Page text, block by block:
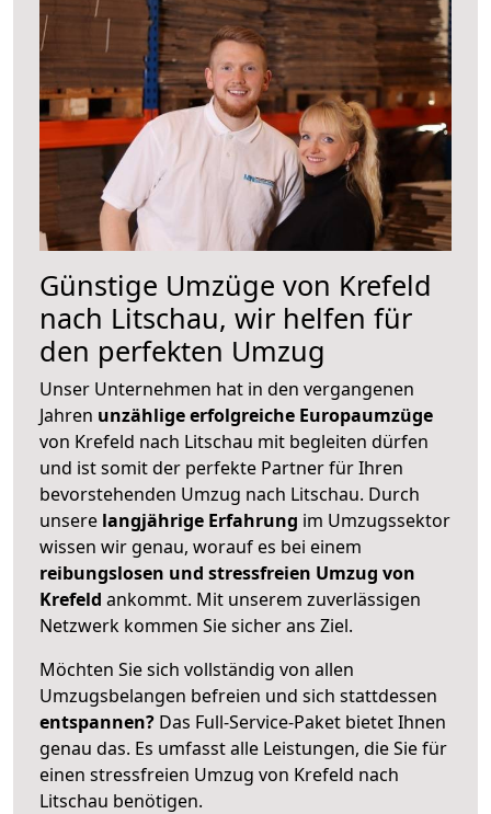
Günstige Umzüge von Krefeld
nach Litschau, wir helfen für
den perfekten Umzug
Unser Unternehmen hat in den vergangenen
Jahren unzählige erfolgreiche Europaumzüge
von Krefeld nach Litschau mit begleiten dürfen
und ist somit der perfekte Partner für Ihren
bevorstehenden Umzug nach Litschau. Durch
unsere langjährige Erfahrung im Umzugssektor
wissen wir genau, worauf es bei einem
reibungslosen und stressfreien Umzug von
Krefeld ankommt. Mit unserem zuverlässigen
Netzwerk kommen Sie sicher ans Ziel.
Möchten Sie sich vollständig von allen
Umzugsbelangen befreien und sich stattdessen
entspannen? Das Full-Service-Paket bietet Ihnen
genau das. Es umfasst alle Leistungen, die Sie für
einen stressfreien Umzug von Krefeld nach
Litschau benötigen.